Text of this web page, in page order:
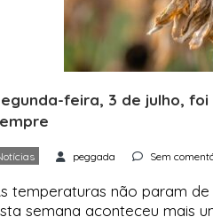
feira, 3 de julho,
peggada Sem
temperaturas não param
semana aconteceu mais